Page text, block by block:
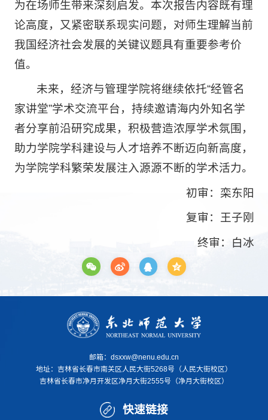
为在场师生带来深刻启发。本次报告内容既有理
论高度，又紧密联系现实问题，对师生理解当前
我国经济社会发展的关键议题具有重要参考价
值。
未来，经济与管理学院将继续依托“经管名
家讲堂”学术交流平台，持续邀请海内外知名学
者分享前沿研究成果，积极营造浓厚学术氛围，
助力学院学科建设与人才培养不断迈向新高度，
为学院学科繁荣发展注入源源不断的学术活力。
初审：栾东阳
复审：王子刚
终审：白冰
邮箱：dsxxw@nenu.edu.cn
地址： 吉林省长春市南关区人民大街5268号（人民大街校区）
吉林省长春市净月开发区净月大街2555号（净月大街校区）
快速链接